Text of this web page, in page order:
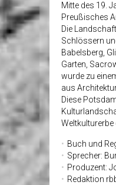
Mitte des 19.
Preußisches
Die
Schlössern
Babelsberg,
Garten,
wurde zu
aus
Diese
Weltkulturerbe
Buch und
Sprecher:
Produzent:
Redaktion